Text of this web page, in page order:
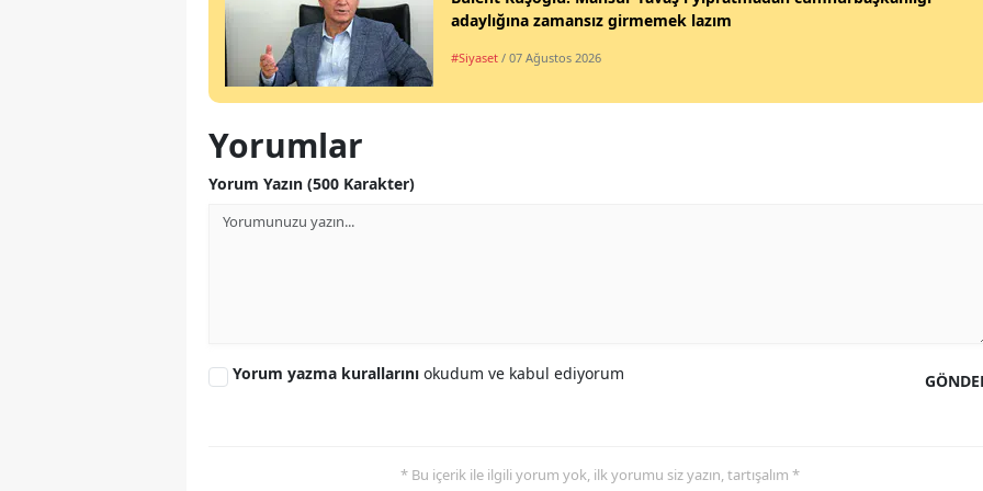
adaylığına zamansız girmemek lazım
#Siyaset / 07 Ağustos 2026
Yorumlar
Yorum Yazın (500 Karakter)
Yorum yazma kurallarını okudum ve kabul ediyorum
* Bu içerik ile ilgili yorum yok, ilk yorumu siz yazın, tartışalım *